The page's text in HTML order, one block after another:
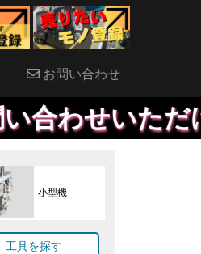
お問い合わせ
だければ、
小型機
工具を探す